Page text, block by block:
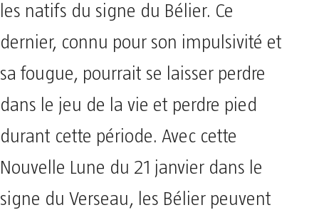
les natifs du signe du Bélier. Ce
dernier, connu pour son impulsivité et
sa fougue, pourrait se laisser perdre
dans le jeu de la vie et perdre pied
durant cette période. Avec cette
Nouvelle Lune du 21 janvier dans le
signe du Verseau, les Bélier peuvent